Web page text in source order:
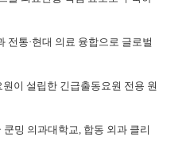
전통·현대 의료 융합으로 글로벌
이 설립한 긴급출동요원 전용 원
밍 의과대학교, 합동 외과 클리